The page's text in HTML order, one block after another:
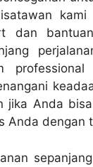
dan
professional
jika Anda
Anda dengan